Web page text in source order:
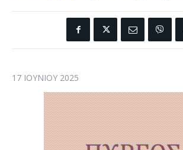
17 ΙΟΥΝΊΟΥ 2025